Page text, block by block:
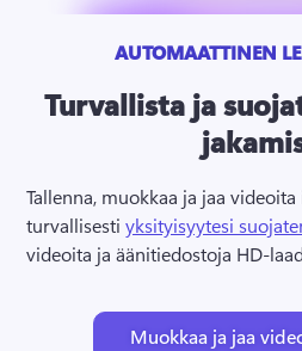
AUTOMAATTINEN
Turvallista ja
Tallenna, muokkaa ja jaa
turvallisesti yksityisyytesi
videoita ja äänitiedostoja HD-
Muokkaa ja jaa